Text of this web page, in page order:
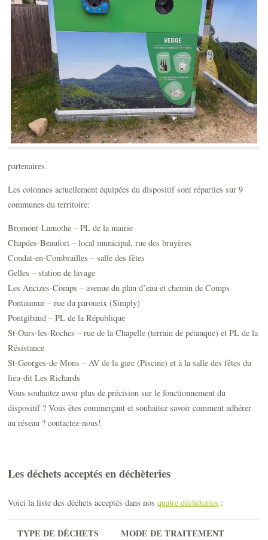
partenaires.
Les colonnes actuellement équipées du dispositif sont réparties sur 9
communes du territoire:
Bromont-Lamothe – PL de la mairie
Chapdes-Beaufort – local municipal, rue des bruyères
Condat-en-Combrailles – salle des fêtes
Gelles – station de lavage
Les Ancizes-Comps – avenue du plan d’eau et chemin de Comps
Pontaumur – rue du paroueix (Simply)
Pontgibaud – PL de la République
St-Ours-les-Roches – rue de la Chapelle (terrain de pétanque) et PL de la
Résistance
St-Georges-de-Mons – AV de la gare (Piscine) et à la salle des fêtes du
lieu-dit Les Richards
Vous souhaitez avoir plus de précision sur le fonctionnement du
dispositif ? Vous êtes commerçant et souhaitez savoir comment adhérer
au réseau ? contactez-nous!
Les déchets acceptés en déchèteries
Voici la liste des déchets acceptés dans nosquatre déchèteries :
TYPE DE DÉCHETS
MODE DE TRAITEMENT